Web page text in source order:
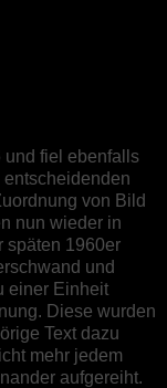
und fiel ebenfalls
von Bild
nun wieder in
späten 1960er
und
einer Einheit
Diese wurden
Text dazu
mehr jedem
aufgereiht.